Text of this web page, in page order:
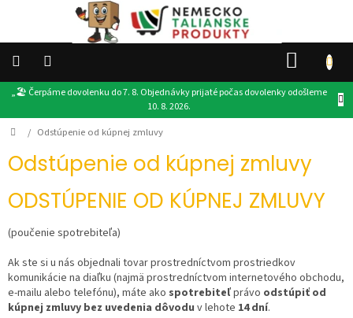
„🏖️ Čerpáme dovolenku do 7. 8. Objednávky prijaté počas dovolenky odošleme
10. 8. 2026.
KOŠÍK
👉
PRODUKTY
POTRAVINY
PRODUKTY
DARČEKY
OSTATNÉ
Domov
/ Odstúpenie od kúpnej zmluvy
Odstúpenie od kúpnej zmluvy
ODSTÚPENIE OD KÚPNEJ ZMLUVY
(poučenie spotrebiteľa)
Ak ste si u nás objednali tovar prostredníctvom prostriedkov
komunikácie na diaľku (najmä prostredníctvom internetového obchodu,
e-mailu alebo telefónu), máte ako spotrebiteľprávo odstúpiť od
kúpnej zmluvy bez uvedenia dôvodu v lehote 14 dní.